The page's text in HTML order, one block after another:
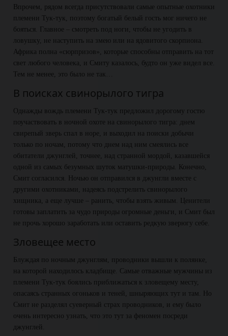
Впрочем, рядом всегда присутствовали самые опытные охотники
племени Тук-тук, поэтому богатый белый гость мог ничего не
бояться. Главное – смотреть под ноги, чтобы не угодить в
ловушку, не наступить на змею или на ядовитого скорпиона.
Африка полна «сюрпризов», которые способны отправить на тот
свет любого человека, и Смиту казалось, будто он уже видел все.
Тем не менее, это было не так…
В поисках свинорылого тигра
Однажды вождь племени Тук-тук предложил дорогому гостю
поучаствовать в ночной охоте на свинорылого тигра: днем
свирепый зверь спал в норе, и выходил на поиски добычи
только по ночам, потому что днем над ним смеялись все
обитатели джунглей, точнее, над странной мордой, казавшейся
одной из самых безумных шуток матушки-природы. Конечно,
Смит согласился. Ночью он отправился в джунгли вместе с
другими охотниками, надеясь подстрелить свинорылого
хищника, а еще лучше – ранить, чтобы взять живым. Ценители
готовы заплатить за чудо природы огромные деньги, и Смит был
не прочь хорошо заработать или оставить редкую зверюгу себе.
Зловещее место
Блуждая по ночным джунглям, проводники вышли к полянке,
на которой находилось кладбище. Самые отважные мужчины из
племени Тук-тук боялись приближаться к зловещему месту,
опасаясь странных огоньков и теней, шныряющих тут и там. Но
Смит не разделял суеверный страх проводников, и ему было
очень интересно узнать, что это тут за феномен посреди
джунглей.